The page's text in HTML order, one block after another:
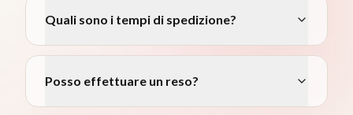
Quali sono i tempi di spedizione?
Posso effettuare un reso?